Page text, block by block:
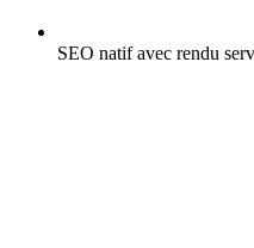
SEO natif avec rendu